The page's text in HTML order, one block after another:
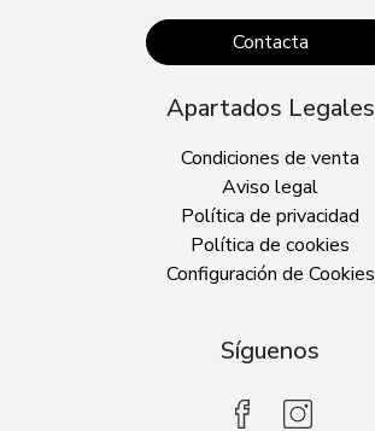
Contacta
Apartados Legales
Condiciones de venta
Aviso legal
Política de privacidad
Política de cookies
Configuración de Cookies
Síguenos